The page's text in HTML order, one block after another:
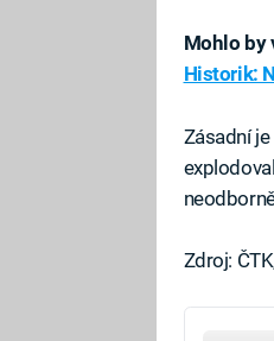
Mohlo by
Historik:
Zásadní
Zdroj: